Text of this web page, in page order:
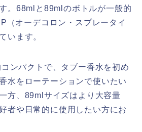
。68mlと89mlのボトルが一般的
（オーデコロン・スプレータイ
います。
ンパクトで、タブー香水を初め
水をローテーションで使いたい
方、89mlサイズはより大容量
者や日常的に使用したい方にお